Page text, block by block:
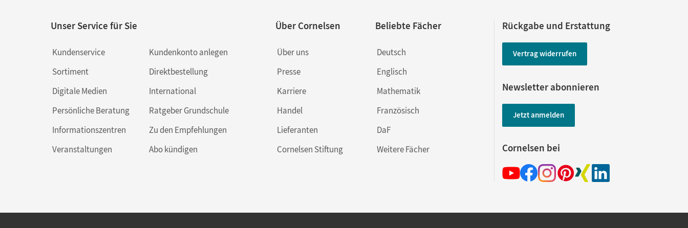
Unser Service für Sie
Kundenservice
Sortiment
Digitale Medien
Persönliche Beratung
Informationszentren
Veranstaltungen
Kundenkonto anlegen
Direktbestellung
International
Ratgeber Grundschule
Zu den Empfehlungen
Abo kündigen
Über Cornelsen
Über uns
Presse
Karriere
Handel
Lieferanten
Cornelsen Stiftung
Beliebte Fächer
Deutsch
Englisch
Mathematik
Französisch
DaF
Weitere Fächer
Rückgabe und Erstattung
Vertrag widerrufen
Newsletter abonnieren
Jetzt anmelden
Cornelsen bei